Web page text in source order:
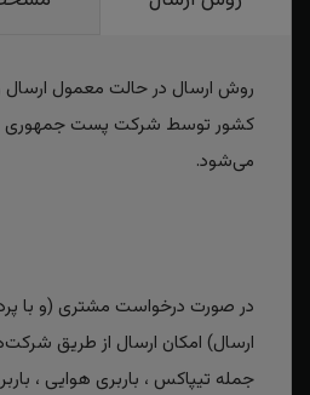
روش ارسال در حالت معمول ارسال
کشور توسط شرکت پست جمهوری
می‌شود.
در صورت درخواست مشتری (و با
ارسال) امکان ارسال از طریق
جمله تیپاکس ، باربری هوایی ،